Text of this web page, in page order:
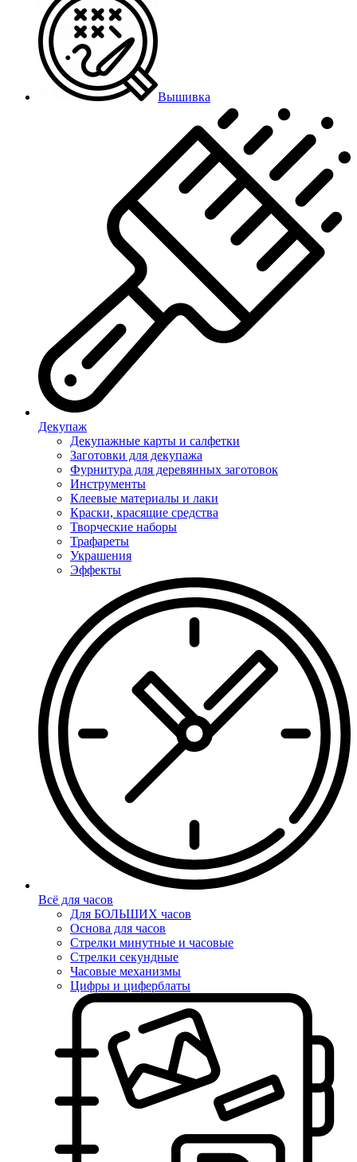
Вышивка
Декупаж
Декупажные карты и салфетки
Заготовки для декупажа
Фурнитура для деревянных заготовок
Инструменты
Клеевые материалы и лаки
Краски, красящие средства
Творческие наборы
Трафареты
Украшения
Эффекты
Всё для часов
Для БОЛЬШИХ часов
Основа для часов
Стрелки минутные и часовые
Стрелки секундные
Часовые механизмы
Цифры и циферблаты